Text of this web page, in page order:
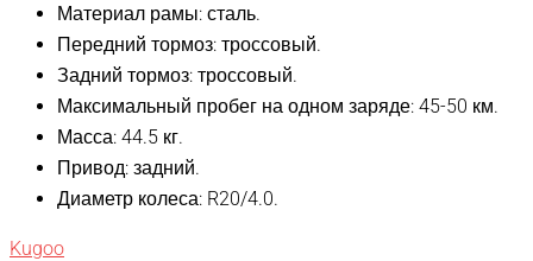
Материал рамы: сталь.
Передний тормоз: троссовый.
Задний тормоз: троссовый.
Максимальный пробег на одном заряде: 45-50 км.
Масса: 44.5 кг.
Привод: задний.
Диаметр колеса: R20/4.0.
Kugoo